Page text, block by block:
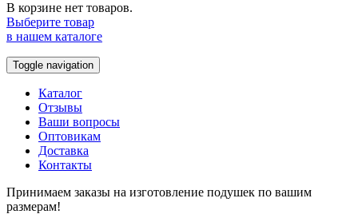
В корзине нет товаров.
Выберите товар
в нашем каталоге
Toggle navigation
Каталог
Отзывы
Ваши вопросы
Оптовикам
Доставка
Контакты
Принимаем заказы на изготовление подушек по вашим
размерам!